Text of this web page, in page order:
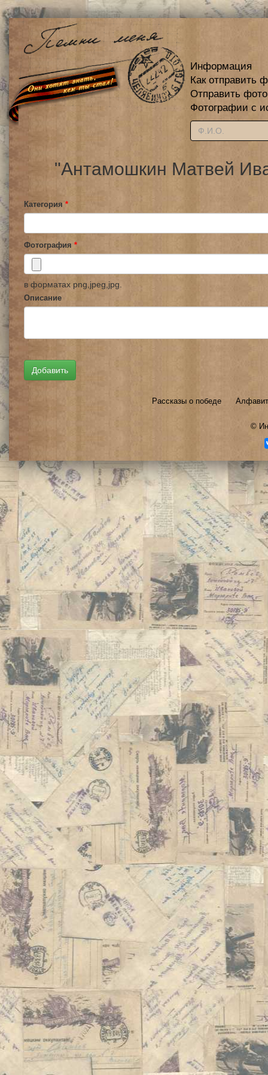
Информация
Как отправить
Отправить
Фотографии с
"Антамошкин Матвей
Категория *
Фотография *
в форматах png,jpeg,jpg.
Описание
Рассказы о победе
©